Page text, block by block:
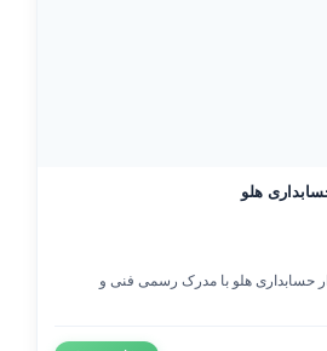
هلو
حسابداری هلو با مدرک رسمی فنی و